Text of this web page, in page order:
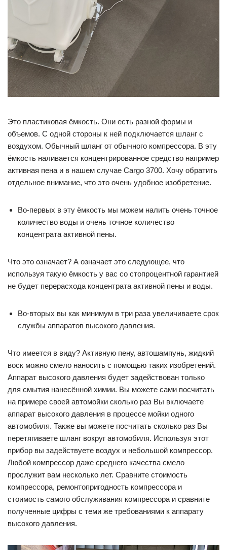
Это пластиковая ёмкость. Они есть разной формы и
объемов. С одной стороны к ней подключается шланг с
воздухом. Обычный шланг от обычного компрессора. В эту
ёмкость наливается концентрированное средство например
активная пена и в нашем случае Cargo 3700. Хочу обратить
отдельное внимание, что это очень удобное изобретение.
Во-первых в эту ёмкость мы можем налить очень точное
количество воды и очень точное количество
концентрата активной пены.
Что это означает? А означает это следующее, что
используя такую ёмкость у вас со стопроцентной гарантией
не будет перерасхода концентрата активной пены и воды.
Во-вторых вы как минимум в три раза увеличиваете срок
службы аппаратов высокого давления.
Что имеется в виду? Активную пену, автошампунь, жидкий
воск можно смело наносить с помощью таких изобретений.
Аппарат высокого давления будет задействован только
для смытия нанесённой химии. Вы можете сами посчитать
на примере своей автомойки сколько раз Вы включаете
аппарат высокого давления в процессе мойки одного
автомобиля. Также вы можете посчитать сколько раз Вы
перетягиваете шланг вокруг автомобиля. Используя этот
прибор вы задействуете воздух и небольшой компрессор.
Любой компрессор даже среднего качества смело
прослужит вам несколько лет. Сравните стоимость
компрессора, ремонтопригодность компрессора и
стоимость самого обслуживания компрессора и сравните
полученные цифры с теми же требованиями к аппарату
высокого давления.